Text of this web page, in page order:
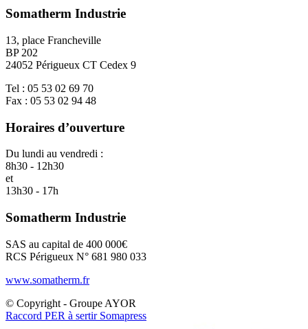
Somatherm Industrie
13, place Francheville
BP 202
24052 Périgueux CT Cedex 9
Tel : 05 53 02 69 70
Fax : 05 53 02 94 48
Horaires d’ouverture
Du lundi au vendredi :
8h30 - 12h30
et
13h30 - 17h
Somatherm Industrie
SAS au capital de 400 000€
RCS Périgueux N° 681 980 033
www.somatherm.fr
© Copyright - Groupe AYOR
Raccord PER à sertir Somapress